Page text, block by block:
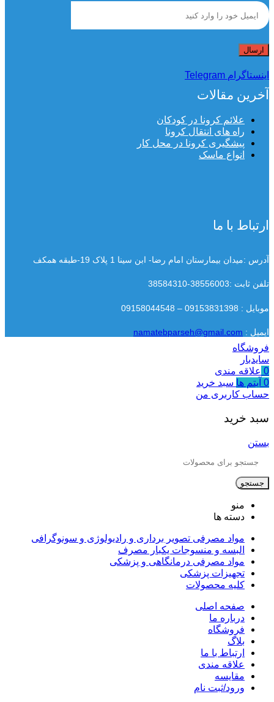
اینستاگرام Telegram
آخرین مقالات
علائم کرونا در کودکان
راه های انتقال کرونا
پیشگیری کرونا در محل کار
انواع ماسک
ارتباط با ما
آدرس :میدان بیمارستان امام رضا- ابن سینا 1 پلاک 19-طبقه همکف
تلفن ثابت :38556003-38584310
موبایل : 09153831398 – 09158044548
ایمیل : namatebparseh@gmail.com
فروشگاه
سایدبار
0 علاقه مندی
0 آیتم ها سبد خرید
حساب کاربری من
سبد خرید
بستن
جستجو
منو
دسته ها
مواد مصرفی تصویر برداری و رادیولوژی و سونوگرافی
البسه و منسوجات یکبار مصرف
مواد مصرفی درمانگاهی و پزشکی
تجهیزات پزشکی
کلیه محصولات
صفحه اصلی
درباره ما
فروشگاه
بلاگ
ارتباط با ما
علاقه مندی
مقایسه
ورود/ثبت نام